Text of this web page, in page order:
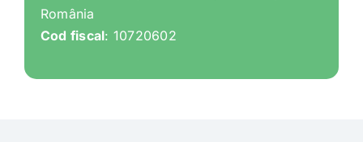
România
Cod fiscal: 10720602